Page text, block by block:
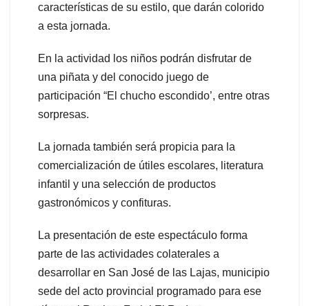
características de su estilo, que darán colorido
a esta jornada.
En la actividad los niños podrán disfrutar de
una piñata y del conocido juego de
participación “El chucho escondido’, entre otras
sorpresas.
La jornada también será propicia para la
comercialización de útiles escolares, literatura
infantil y una selección de productos
gastronómicos y confituras.
La presentación de este espectáculo forma
parte de las actividades colaterales a
desarrollar en San José de las Lajas, municipio
sede del acto provincial programado para ese